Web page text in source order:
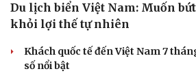
Du lịch
Tư vấn
Du lịch biển Việt Nam: Muốn
khỏi lợi thế tự nhiên
Khách quốc tế đến Việt Nam 7
số nổi bật